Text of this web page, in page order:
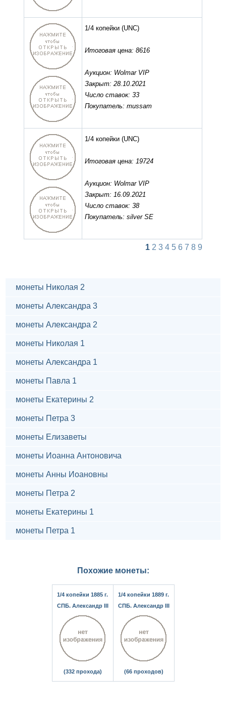
1/4 копейки (UNC)
Итоговая цена: 8616
Аукцион: Wolmar VIP
Закрыт: 28.10.2021
Число ставок: 33
Покупатель: mussam
1/4 копейки (UNC)
Итоговая цена: 19724
Аукцион: Wolmar VIP
Закрыт: 16.09.2021
Число ставок: 38
Покупатель: silver SE
1 2 3 4 5 6 7 8 9
монеты Николая 2
монеты Александра 3
монеты Александра 2
монеты Николая 1
монеты Александра 1
монеты Павла 1
монеты Екатерины 2
монеты Петра 3
монеты Елизаветы
монеты Иоанна Антоновича
монеты Анны Иоановны
монеты Петра 2
монеты Екатерины 1
монеты Петра 1
Похожие монеты:
1/4 копейки 1885 г.
СПБ. Александр III
(332 прохода)
1/4 копейки 1889 г.
СПБ. Александр III
(66 проходов)